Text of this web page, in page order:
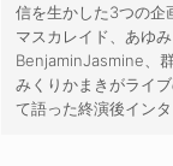
信を生かした3つの企
マスカレイド、あゆ
BenjaminJasmine、
みくりかまきがライ
て語った終演後イン